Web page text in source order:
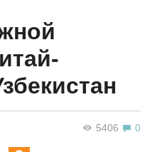
5406 0